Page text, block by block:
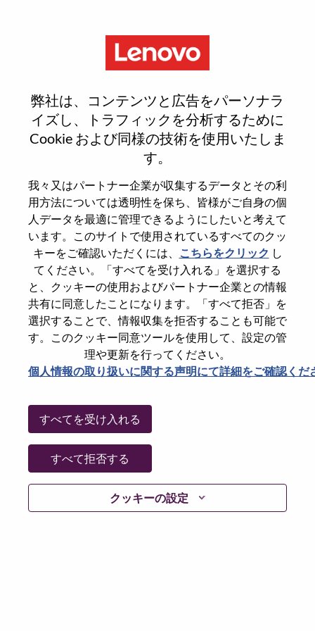
弊社は、コンテンツと広告をパーソナラ
イズし、トラフィックを分析するために
Cookie および同様の技術を使用いたしま
す。
我々又はパートナー企業が収集するデータとその利
用方法については透明性を保ち、皆様がご自身の個
人データを最適に管理できるようにしたいと考えて
います。このサイトで使用されているすべてのクッ
キーをご確認いただくには、
こちらをクリック し
てください。「すべてを受け入れる」を選択する
と、クッキーの使用およびパートナー企業との情報
共有に同意したことになります。「すべて拒否」を
選択することで、情報収集を拒否することも可能で
す。このクッキー同意ツールを使用して、設定の管
理や更新を行ってください。
個人情報の取り扱いに関する声明にて詳細をご確認くだ
クッキーの設定
すべてを受け入れる
すべて拒否する
Reset password
本当にパスワードをリセットします
Enter the email address associated with your
account, then click "Continue".
パスワードをリセットするためにリンクを
emailに送ります
パスワードをリセットください
E-mail*
Go Back
Lenovo.com